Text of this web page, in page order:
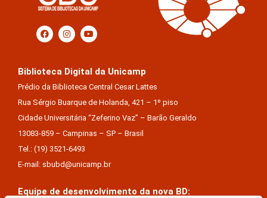
Biblioteca Digital da Unicamp
Prédio da Biblioteca Central Cesar Lattes
Rua Sérgio Buarque de Holanda, 421 – 1º piso
Cidade Universitária “Zeferino Vaz” – Barão Geraldo
13083-859 – Campinas – SP – Brasil
Tel.: (19) 3521-6493
E-mail: sbubd@unicamp.br
Equipe de desenvolvimento da nova BD: